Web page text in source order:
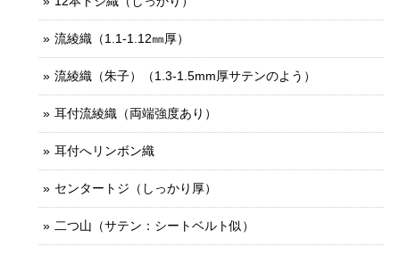
流綾織（1.1-1.12㎜厚）
流綾織（朱子）（1.3-1.5mm厚サテンのよう）
耳付流綾織（両端強度あり）
耳付へリンボン織
センタートジ（しっかり厚）
二つ山（サテン：シートベルト似）